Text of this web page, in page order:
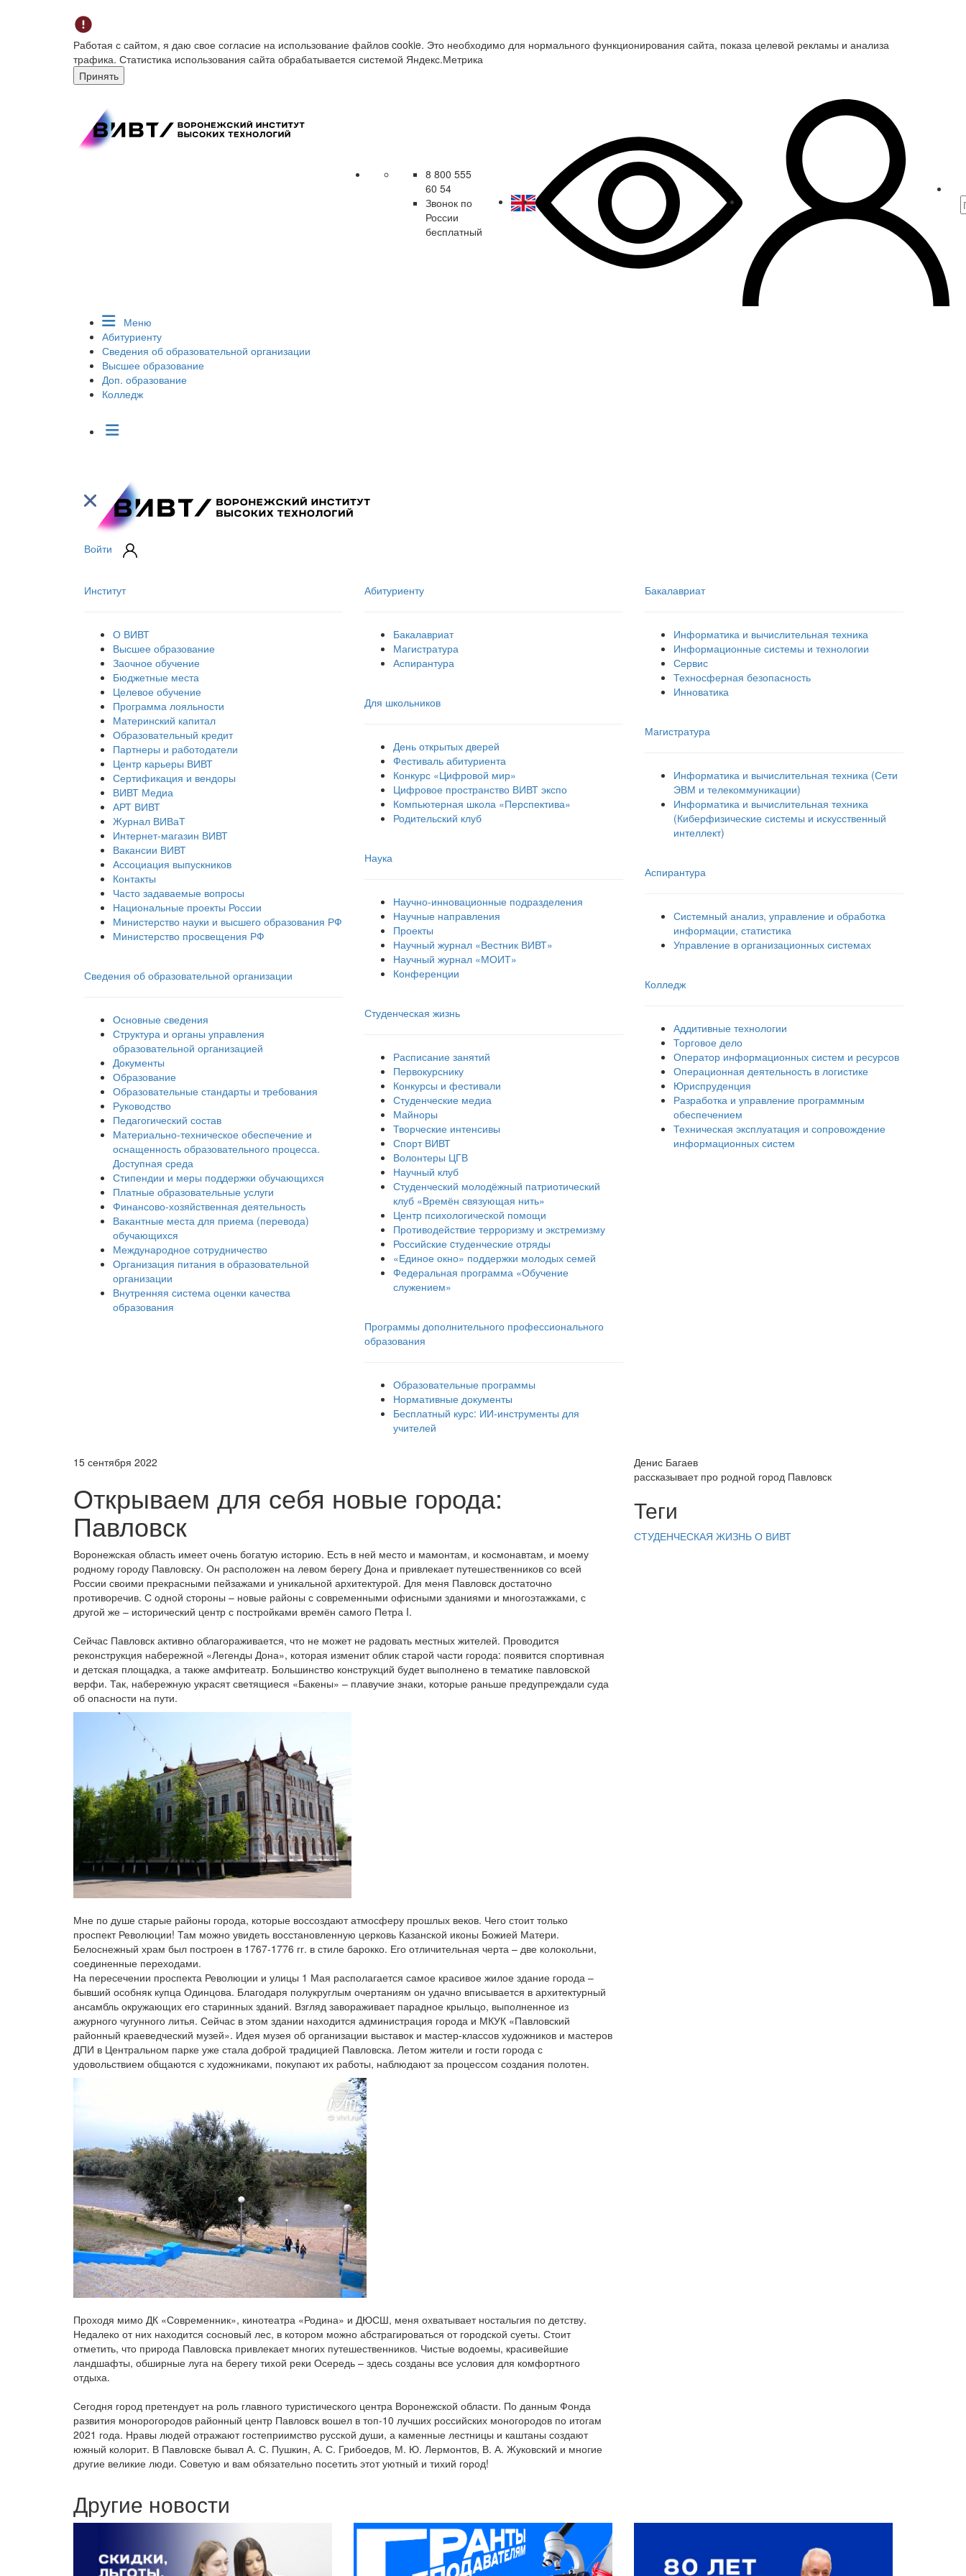
Работая с сайтом, я даю свое согласие на использование файлов cookie. Это необходимо для нормального функционирования сайта, показа целевой рекламы и анализа
трафика. Статистика использования сайта обрабатывается системой Яндекс.Метрика
Принять
8 800 555
60 54
Звонок по
России
бесплатный
Меню
Абитуриенту
Сведения об образовательной организации
Высшее образование
Доп. образование
Колледж
Войти
Институт
О ВИВТ
Высшее образование
Заочное обучение
Бюджетные места
Целевое обучение
Программа лояльности
Материнский капитал
Образовательный кредит
Партнеры и работодатели
Центр карьеры ВИВТ
Сертификация и вендоры
ВИВТ Медиа
АРТ ВИВТ
Журнал ВИВаТ
Интернет-магазин ВИВТ
Вакансии ВИВТ
Ассоциация выпускников
Контакты
Часто задаваемые вопросы
Национальные проекты России
Министерство науки и высшего образования РФ
Министерство просвещения РФ
Сведения об образовательной организации
Основные сведения
Структура и органы управления
образовательной организацией
Документы
Образование
Образовательные стандарты и требования
Руководство
Педагогический состав
Материально-техническое обеспечение и
оснащенность образовательного процесса.
Доступная среда
Стипендии и меры поддержки обучающихся
Платные образовательные услуги
Финансово-хозяйственная деятельность
Вакантные места для приема (перевода)
обучающихся
Международное сотрудничество
Организация питания в образовательной
организации
Внутренняя система оценки качества
образования
Абитуриенту
Бакалавриат
Магистратура
Аспирантура
Для школьников
День открытых дверей
Фестиваль абитуриента
Конкурс «Цифровой мир»
Цифровое пространство ВИВТ экспо
Компьютерная школа «Перспектива»
Родительский клуб
Наука
Научно-инновационные подразделения
Научные направления
Проекты
Научный журнал «Вестник ВИВТ»
Научный журнал «МОИТ»
Конференции
Студенческая жизнь
Расписание занятий
Первокурснику
Конкурсы и фестивали
Студенческие медиа
Майноры
Творческие интенсивы
Спорт ВИВТ
Волонтеры ЦГВ
Научный клуб
Студенческий молодёжный патриотический
клуб «Времён связующая нить»
Центр психологической помощи
Противодействие терроризму и экстремизму
Российские cтуденческие отряды
«Единое окно» поддержки молодых семей
Федеральная программа «Обучение
служением»
Программы дополнительного профессионального
образования
Образовательные программы
Нормативные документы
Бесплатный курс: ИИ‑инструменты для
учителей
Бакалавриат
Информатика и вычислительная техника
Информационные системы и технологии
Сервис
Техносферная безопасность
Инноватика
Магистратура
Информатика и вычислительная техника (Сети
ЭВМ и телекоммуникации)
Информатика и вычислительная техника
(Киберфизические системы и искусственный
интеллект)
Аспирантура
Системный анализ, управление и обработка
информации, статистика
Управление в организационных системах
Колледж
Аддитивные технологии
Торговое дело
Оператор информационных систем и ресурсов
Операционная деятельность в логистике
Юриспруденция
Разработка и управление программным
обеспечением
Техническая эксплуатация и сопровождение
информационных систем
15 сентября 2022
Открываем для себя новые города:
Павловск
Воронежская область имеет очень богатую историю. Есть в ней место и мамонтам, и космонавтам, и моему
родному городу Павловску. Он расположен на левом берегу Дона и привлекает путешественников со всей
России своими прекрасными пейзажами и уникальной архитектурой. Для меня Павловск достаточно
противоречив. С одной стороны – новые районы с современными офисными зданиями и многоэтажками, с
другой же – исторический центр с постройками времён самого Петра I.
Сейчас Павловск активно облагораживается, что не может не радовать местных жителей. Проводится
реконструкция набережной «Легенды Дона», которая изменит облик старой части города: появится спортивная
и детская площадка, а также амфитеатр. Большинство конструкций будет выполнено в тематике павловской
верфи. Так, набережную украсят светящиеся «Бакены» – плавучие знаки, которые раньше предупреждали суда
об опасности на пути.
Мне по душе старые районы города, которые воссоздают атмосферу прошлых веков. Чего стоит только
проспект Революции! Там можно увидеть восстановленную церковь Казанской иконы Божией Матери.
Белоснежный храм был построен в 1767-1776 гг. в стиле барокко. Его отличительная черта – две колокольни,
соединенные переходами.
На пересечении проспекта Революции и улицы 1 Мая располагается самое красивое жилое здание города –
бывший особняк купца Одинцова. Благодаря полукруглым очертаниям он удачно вписывается в архитектурный
ансамбль окружающих его старинных зданий. Взгляд завораживает парадное крыльцо, выполненное из
ажурного чугунного литья. Сейчас в этом здании находится администрация города и МКУК «Павловский
районный краеведческий музей». Идея музея об организации выставок и мастер-классов художников и мастеров
ДПИ в Центральном парке уже стала доброй традицией Павловска. Летом жители и гости города с
удовольствием общаются с художниками, покупают их работы, наблюдают за процессом создания полотен.
Проходя мимо ДК «Современник», кинотеатра «Родина» и ДЮСШ, меня охватывает ностальгия по детству.
Недалеко от них находится сосновый лес, в котором можно абстрагироваться от городской суеты. Стоит
отметить, что природа Павловска привлекает многих путешественников. Чистые водоемы, красивейшие
ландшафты, обширные луга на берегу тихой реки Осередь – здесь созданы все условия для комфортного
отдыха.
Сегодня город претендует на роль главного туристического центра Воронежской области. По данным Фонда
развития монорогородов районный центр Павловск вошел в топ-10 лучших российских моногородов по итогам
2021 года. Нравы людей отражают гостеприимство русской души, а каменные лестницы и каштаны создают
южный колорит. В Павловске бывал А. С. Пушкин, А. С. Грибоедов, М. Ю. Лермонтов, В. А. Жуковский и многие
другие великие люди. Советую и вам обязательно посетить этот уютный и тихий город!
Денис Багаев
рассказывает про родной город Павловск
Теги
СТУДЕНЧЕСКАЯ ЖИЗНЬ О ВИВТ
Другие новости